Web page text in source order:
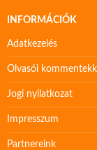
INFORMÁCIÓK
Adatkezelés
Olvasói
Jogi nyilatkozat
Impresszum
Partnereink